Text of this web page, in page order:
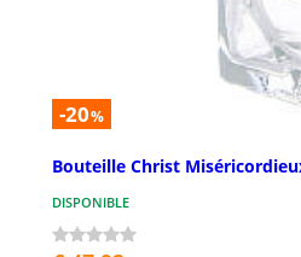
-20%
Bouteille Christ
DISPONIBLE